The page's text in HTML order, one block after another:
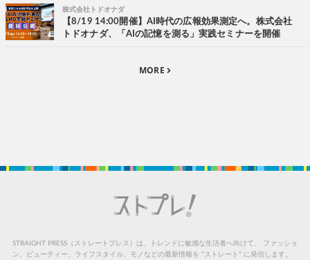
株式会社トドオナダ
【8/19 14:00開催】AI時代の広報効果測定へ。株式会社
トドオナダ、「AIの記憶を測る」実践セミナーを開催
MORE
STRAIGHT PRESS（ストレートプレス）は、トレンドに敏感な生活者へ向けて、
ファッショ
ン、ビューティー、ライフスタイル、モノなどの最新情報を “ストレート” に発信します。